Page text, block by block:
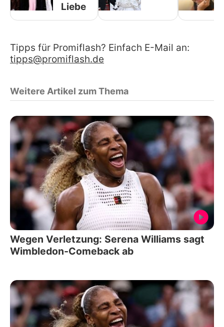
Liebe
Tipps für Promiflash? Einfach E-Mail an:
tipps@promiflash.de
Weitere Artikel zum Thema
Wegen Verletzung: Serena Williams sagt
Wimbledon-Comeback ab